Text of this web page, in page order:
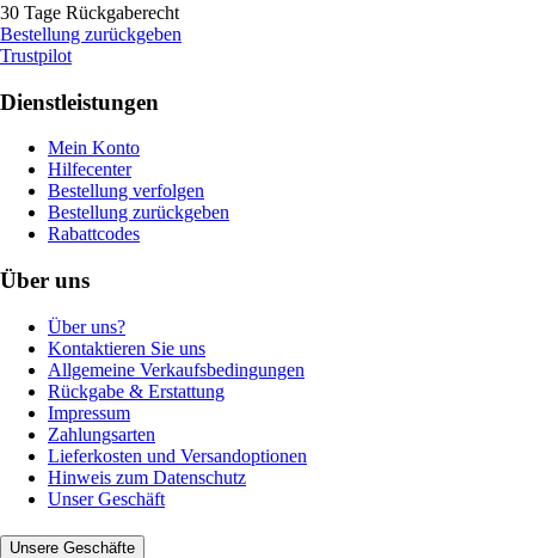
30 Tage Rückgaberecht
Bestellung zurückgeben
Trustpilot
Dienstleistungen
Mein Konto
Hilfecenter
Bestellung verfolgen
Bestellung zurückgeben
Rabattcodes
Über uns
Über uns?
Kontaktieren Sie uns
Allgemeine Verkaufsbedingungen
Rückgabe & Erstattung
Impressum
Zahlungsarten
Lieferkosten und Versandoptionen
Hinweis zum Datenschutz
Unser Geschäft
Unsere Geschäfte